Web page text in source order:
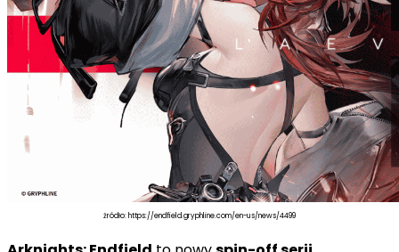
źródło: https://endfield.gryphline.com/en-us/news/4499